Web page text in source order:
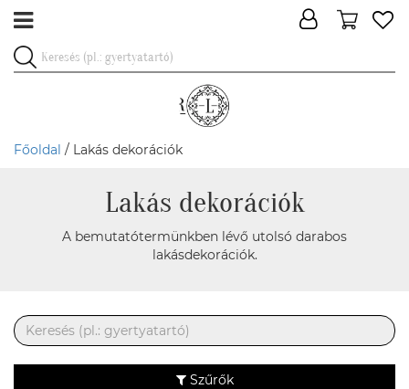
Főoldal / Lakás dekorációk
Lakás dekorációk
A bemutatótermünkben lévő utolsó darabos
lakásdekorációk.
Szűrők